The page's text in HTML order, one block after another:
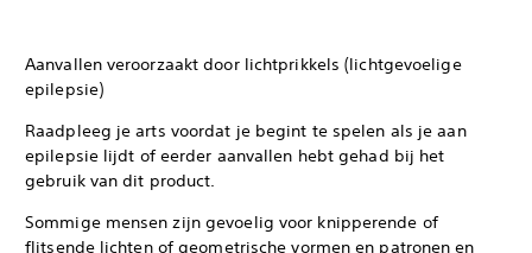
Aanvallen veroorzaakt door lichtprikkels (lichtgevoelige
epilepsie)
Raadpleeg je arts voordat je begint te spelen als je aan
epilepsie lijdt of eerder aanvallen hebt gehad bij het
gebruik van dit product.
Sommige mensen zijn gevoelig voor knipperende of
flitsende lichten of geometrische vormen en patronen en